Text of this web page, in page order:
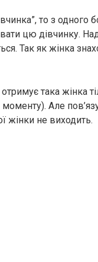
то з одного
цю дівчинку.
Так як жінка
така жінка
моменту). Але
жінки не виходить.